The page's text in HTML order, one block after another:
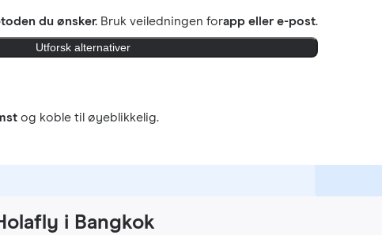
du ønsker. Bruk veiledningen forapp eller e-post.
Utforsk alternativer
og koble til øyeblikkelig.
i Bangkok